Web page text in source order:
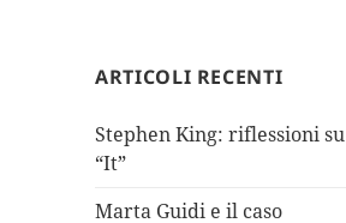
ARTICOLI RECENTI
Stephen King: riflessioni su
“It”
Marta Guidi e il caso